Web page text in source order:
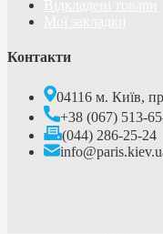
Контакти
04116 м. Київ,
+38 (067) 513-
(044) 286-25-24